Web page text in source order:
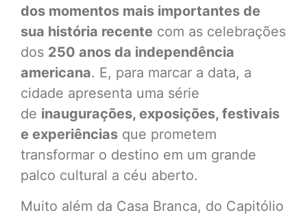
dos momentos mais importantes de
sua história recente com as celebrações
dos 250 anos da independência
americana. E, para marcar a data, a
cidade apresenta uma série
de inaugurações, exposições, festivais
e experiências que prometem
transformar o destino em um grande
palco cultural a céu aberto.
Muito além da Casa Branca, do Capitólio